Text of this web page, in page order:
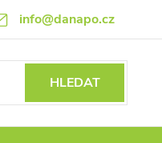
info@danapo.cz
Reklamace a výměna
HLEDAT